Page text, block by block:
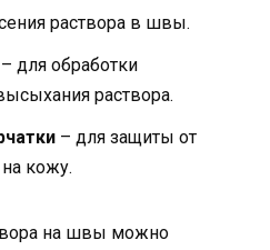
раствора в швы.
– для обработки
раствора.
– для защиты от
кожу.
на швы можно